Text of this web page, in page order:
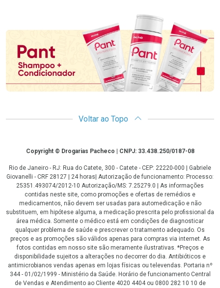
Promoção em Destaque
Voltar ao Topo
CopyrightCopyright © Drogarias Pacheco | CNPJ: 33.438.250/0187-08
Rio de Janeiro - RJ: Rua do Catete, 300 - Catete - CEP: 22220-000 | Gabriele
Giovanelli - CRF 28127 | 24 horas| Autorização de funcionamento: Processo:
25351.493074/2012-10 Autorização/MS: 7.25279.0 | As informações
contidas neste site, como promoções e ofertas de remédios e
medicamentos, não devem ser usadas para automedicação e não
substituem, em hipótese alguma, a medicação prescrita pelo profissional da
área médica. Somente o médico está em condições de diagnosticar
qualquer problema de saúde e prescrever o tratamento adequado. Os
preços e as promoções são válidos apenas para compras via internet. As
fotos contidas em nosso site são meramente ilustrativas. *Preços e
disponibilidade sujeitos a alterações no decorrer do dia. Antibióticos e
antimicrobianos vendas apenas em lojas físicas ou televendas. Portaria nº
344 - 01/02/1999 - Ministério da Saúde. Horário de funcionamento Central
de Vendas e Atendimento ao Cliente 4020 4404 ou 0800 282 10 10 de